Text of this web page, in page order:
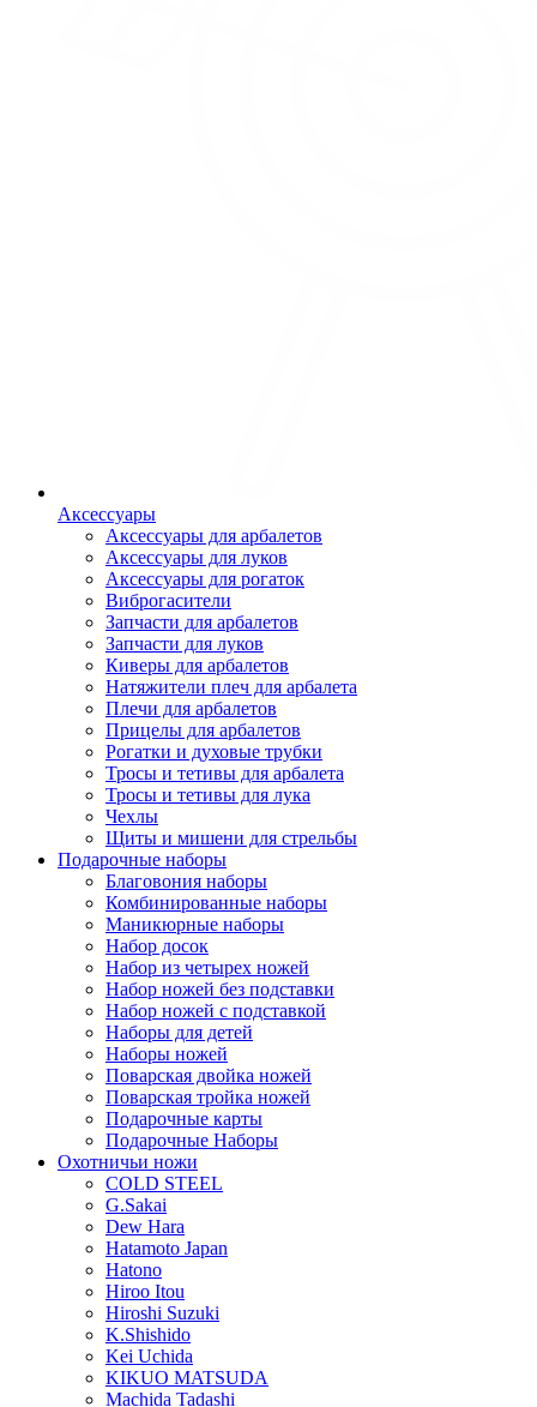
Аксессуары
Аксессуары для арбалетов
Аксессуары для луков
Аксессуары для рогаток
Виброгасители
Запчасти для арбалетов
Запчасти для луков
Киверы для арбалетов
Натяжители плеч для арбалета
Плечи для арбалетов
Прицелы для арбалетов
Рогатки и духовые трубки
Тросы и тетивы для арбалета
Тросы и тетивы для лука
Чехлы
Щиты и мишени для стрельбы
Подарочные наборы
Благовония наборы
Комбинированные наборы
Маникюрные наборы
Набор досок
Набор из четырех ножей
Набор ножей без подставки
Набор ножей с подставкой
Наборы для детей
Наборы ножей
Поварская двойка ножей
Поварская тройка ножей
Подарочные карты
Подарочные Наборы
Охотничьи ножи
COLD STEEL
G.Sakai
Dew Hara
Hatamoto Japan
Hatono
Hiroo Itou
Hiroshi Suzuki
K.Shishido
Kei Uchida
KIKUO MATSUDA
Machida Tadashi